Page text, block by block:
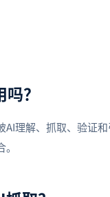
？
理解、抓取、验证